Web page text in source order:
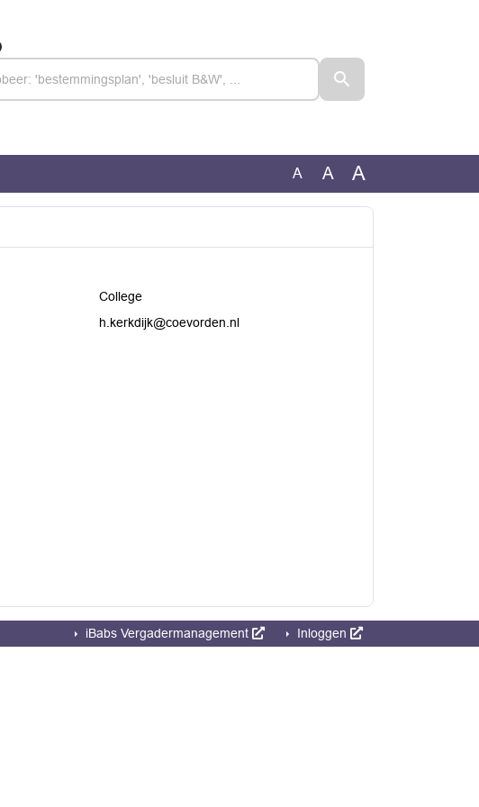
A A A
College
h.kerkdijk@coevorden.nl
iBabs Vergadermanagement Inloggen